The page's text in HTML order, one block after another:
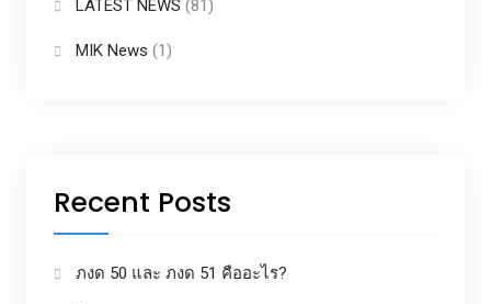
LATEST NEWS (81)
MIK News (1)
Recent Posts
ภงด 50 และ ภงด 51 คืออะไร?